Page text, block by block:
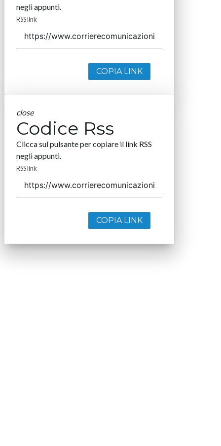
negli appunti.
RSS link
COPIA LINK
close
Codice Rss
Clicca sul pulsante per copiare il link RSS
negli appunti.
RSS link
COPIA LINK